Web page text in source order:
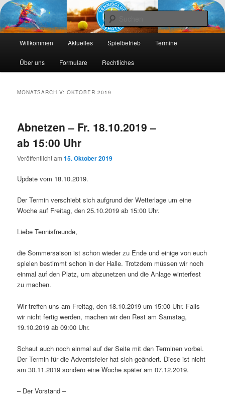
Tennis-Vehrte
Die Webseite des Tennisclub Vehrte e. V.
Zum
primären
Zum
sekundären
Willkommen Aktuelles Spielbetrieb Termine
Über uns Formulare Rechtliches
MONATSARCHIV:OKTOBER 2019
Abnetzen – Fr. 18.10.2019 –
ab 15:00 Uhr
Veröffentlicht am15. Oktober 2019
Update vom 18.10.2019.
Der Termin verschiebt sich aufgrund der Wetterlage um eine
Woche auf Freitag, den 25.10.2019 ab 15:00 Uhr.
Liebe Tennisfreunde,
die Sommersaison ist schon wieder zu Ende und einige von euch
spielen bestimmt schon in der Halle. Trotzdem müssen wir noch
einmal auf den Platz, um abzunetzen und die Anlage winterfest
zu machen.
Wir treffen uns am Freitag, den 18.10.2019 um 15:00 Uhr. Falls
wir nicht fertig werden, machen wir den Rest am Samstag,
19.10.2019 ab 09:00 Uhr.
Schaut auch noch einmal auf der Seite mit den Terminen vorbei.
Der Termin für die Adventsfeier hat sich geändert. Diese ist nicht
am 30.11.2019 sondern eine Woche später am 07.12.2019.
– Der Vorstand –